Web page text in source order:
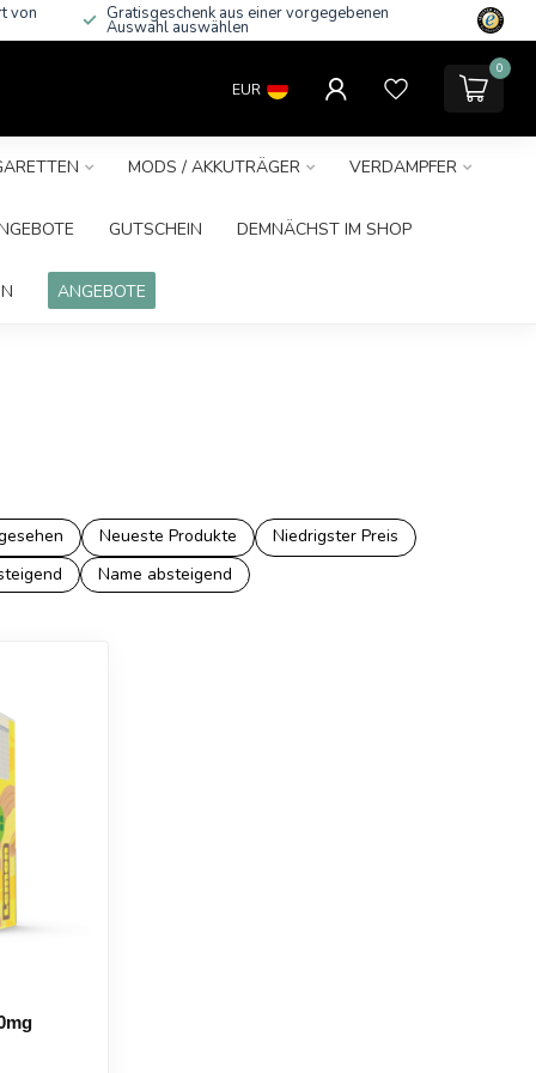
von Gratisgeschenk aus einer vorgegebenen
Auswahl auswählen
EUR
0
MODS / AKKUTRÄGER VERDAMPFER
GUTSCHEIN DEMNÄCHST IM SHOP
ANGEBOTE
Neueste Produkte
Niedrigster Preis
Name absteigend